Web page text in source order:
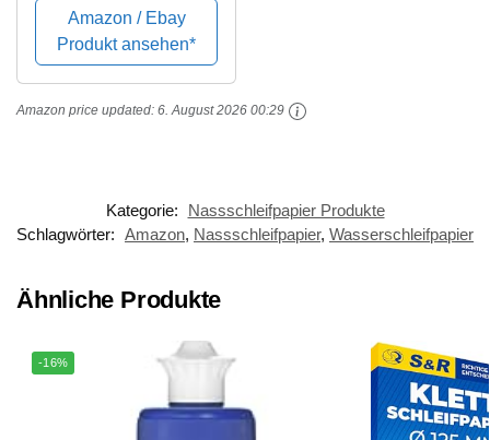
Schleifscheiben Klett-
Schleifpapier Klett-
Schleifblätter
Schleifpapiere
Exzenter-Schleifer
Amazon / Ebay
Produkt ansehen*
Amazon price updated: 6. August 2026 00:29
Kategorie:
Nassschleifpapier Produkte
Schlagwörter: Amazon, Nassschleifpapier, Wasserschleifpapier
Ähnliche Produkte
-16%